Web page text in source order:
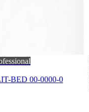
BED 00-0000-0